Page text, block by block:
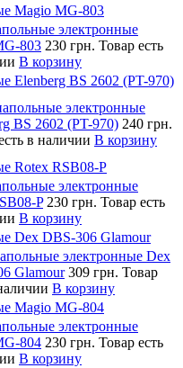
Magio MG-803
электронные
803 230 грн. Товар есть
В корзину
Elenberg BS 2602 (PT-970)
электронные
BS 2602 (PT-970) 240 грн.
в наличии В корзину
Rotex RSB08-P
электронные
P 230 грн. Товар есть
В корзину
Dex DBS-306 Glamour
электронные Dex
Glamour 309 грн. Товар
В корзину
Magio MG-804
электронные
804 230 грн. Товар есть
В корзину